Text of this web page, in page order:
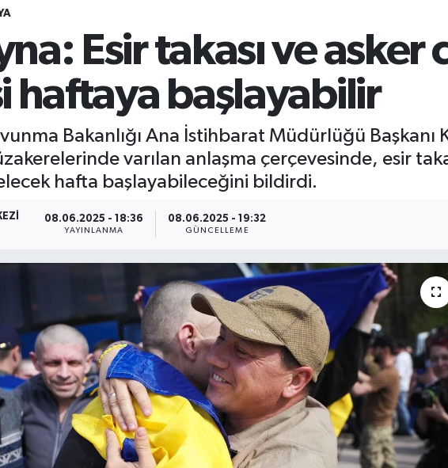
Esir takası ve asker
haftaya başlayabilir
Bakanlığı Ana İstihbarat Müdürlüğü Başkanı
varılan anlaşma çerçevesinde, esir
hafta başlayabileceğini bildirdi.
08.06.2025 - 18:36
YAYINLANMA
08.06.2025 - 19:32
GÜNCELLEME
izle